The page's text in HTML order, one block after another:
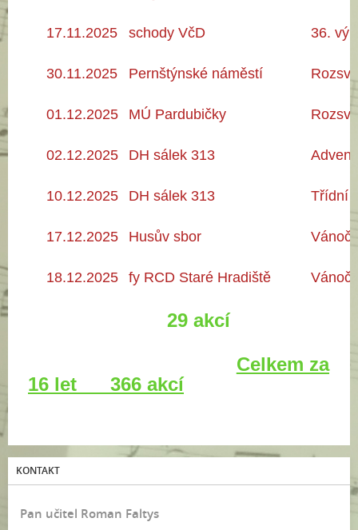
17.11.2025 schody VčD 36.
30.11.2025 Pernštýnské náměstí
01.12.2025 MÚ Pardubičky
02.12.2025 DH sálek 313
10.12.2025 DH sálek 313 Třídní
17.12.2025 Husův sbor
18.12.2025 fy RCD Staré Hradiště
29 akcí
Celkem za
16 let 366 akcí
KONTAKT
Pan učitel Roman Faltys